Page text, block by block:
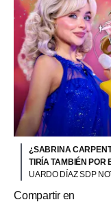
¿SABRINA
TIRÍA TAMBIÉN POR
UARDO DÍAZ SDP
Compartir en